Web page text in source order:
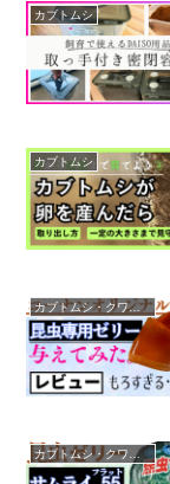
カブトムシ
カブトムシ
カブトムシ・クワガタ
カブトムシ・クワガタ